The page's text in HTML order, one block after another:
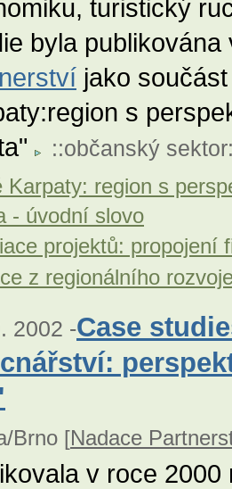
turistický
byla
jako
s
::občanský sektor
Karpaty: region s
- úvodní slovo
projektů: propojení
z regionálního
2002 -Case
Brno [Nadace
v roce